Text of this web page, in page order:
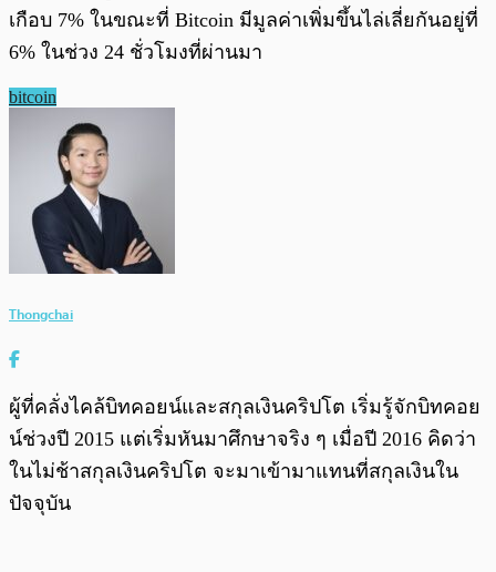
เกือบ 7% ในขณะที่ Bitcoin มีมูลค่าเพิ่มขึ้นไล่เลี่ยกันอยู่ที่
6% ในช่วง 24 ชั่วโมงที่ผ่านมา
bitcoin
Thongchai
ผู้ที่คลั่งไคล้บิทคอยน์และสกุลเงินคริปโต เริ่มรู้จักบิทคอย
น์ช่วงปี 2015 แต่เริ่มหันมาศึกษาจริง ๆ เมื่อปี 2016 คิดว่า
ในไม่ช้าสกุลเงินคริปโต จะมาเข้ามาแทนที่สกุลเงินใน
ปัจจุบัน